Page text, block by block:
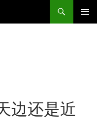
边还是近